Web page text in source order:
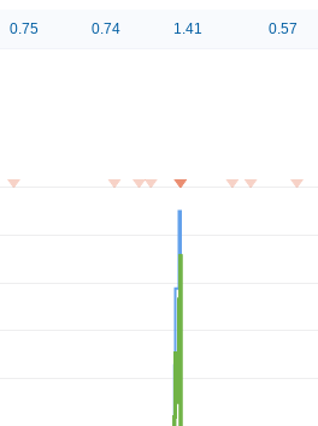
0.75 0.74 1.41 0.57